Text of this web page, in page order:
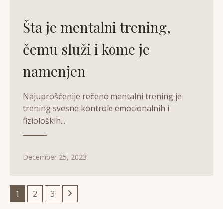
Šta je mentalni trening,
čemu služi i kome je
namenjen
Najuprošćenije rečeno mentalni trening je
trening svesne kontrole emocionalnih i
fizioloških...
December 25, 2023
1 2 3